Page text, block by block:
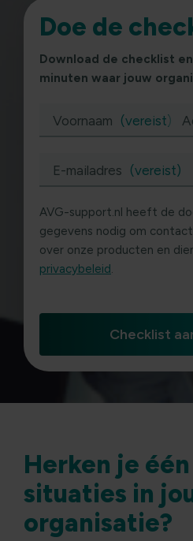
Doe de
Download de checklist
minuten waar jouw
Voornaam (vereist)
E-mailadres (vereist)
AVG-support.nl heeft de
gegevens nodig om
over onze producten en
privacybeleid.
Herken je
situaties in
organisatie?